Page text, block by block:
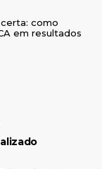
como
em resultados